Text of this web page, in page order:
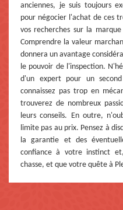
anciennes, je suis toujours
pour négocier l'achat de ces
vos recherches sur la
Comprendre la valeur
donnera un avantage
le pouvoir de l'inspection.
d'un expert pour un
connaissez pas trop en
trouverez de nombreux
leurs conseils. En outre,
limite pas au prix. Pensez à
la garantie et des
confiance à votre instinct
chasse, et que votre quête à